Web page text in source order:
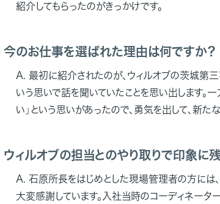
紹介してもらったのがきっかけです。
今のお仕事を選ばれた理由は何ですか？
最初に紹介されたのが、ウィルオブの茨城第
いう思いで話を聞いていたことを思い出します。
い」という思いがあったので、勇気を出して、新た
ウィルオブの担当とのやり取りで印象に
石原所長をはじめとした現場管理者の方には
大変感謝しています。入社当時のコーディネー